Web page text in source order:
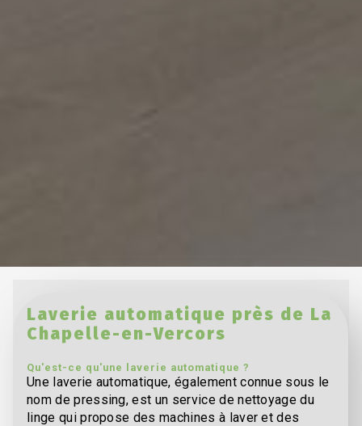
Laverie automatique près de La
Chapelle-en-Vercors
Qu'est-ce qu'une laverie automatique ?
Une laverie automatique, également connue sous le
nom de pressing, est un service de nettoyage du
linge qui propose des machines à laver et des